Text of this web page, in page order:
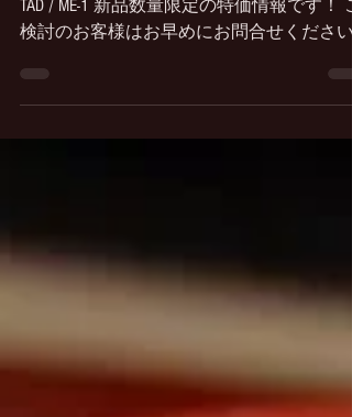
tad me-1 大特価商材のお知ら
せ！
TAD / ME-1 新品数量限定の特価情報です！ ご
検討のお客様はお早めにお問合せください